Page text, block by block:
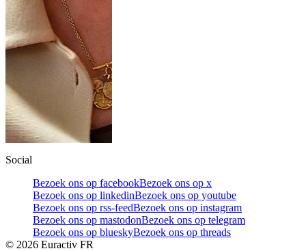
Social
Bezoek ons op facebookBezoek ons op x
Bezoek ons op linkedinBezoek ons op youtube
Bezoek ons op rss-feedBezoek ons op instagram
Bezoek ons op mastodonBezoek ons op telegram
Bezoek ons op blueskyBezoek ons op threads
© 2026 Euractiv FR